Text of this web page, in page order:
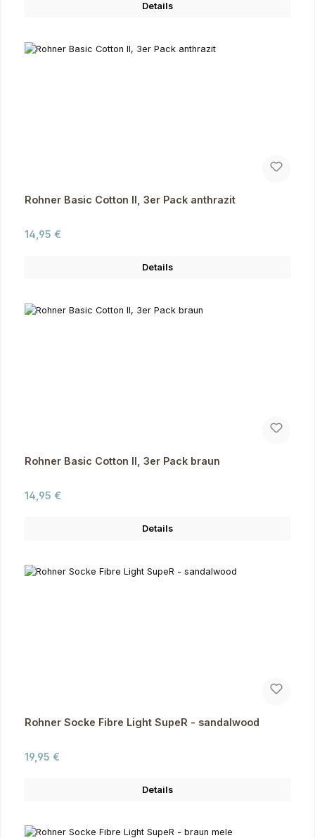
Details
Rohner Basic Cotton II, 3er Pack anthrazit
Regulärer Preis:
14,95 €
Details
Rohner Basic Cotton II, 3er Pack braun
Regulärer Preis:
14,95 €
Details
Rohner Socke Fibre Light SupeR - sandalwood
Regulärer Preis:
19,95 €
Details